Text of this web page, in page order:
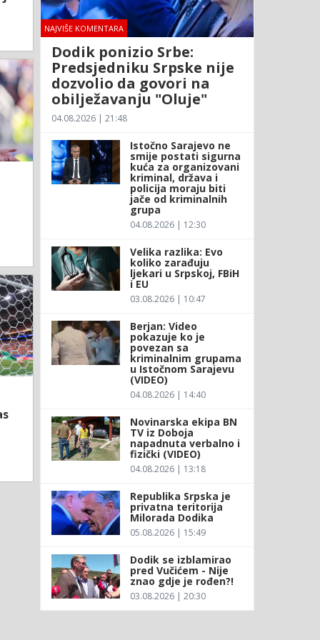
NAJVIŠE KOMENTARA
Dodik ponizio Srbe:
Predsjedniku Srpske nije
dozvolio da govori na
obilježavanju "Oluje"
04.08.2026 | 21:48
Istočno Sarajevo ne
smije postati sigurna
kuća za organizovani
kriminal, država i
policija moraju biti
jače od kriminalnih
grupa
04.08.2026 | 12:30
Velika razlika: Evo
koliko zarađuju
ljekari u Srpskoj, FBiH
i EU
03.08.2026 | 10:47
Berjan: Video
pokazuje ko je
povezan sa
kriminalnim grupama
u Istočnom Sarajevu
(VIDEO)
04.08.2026 | 14:40
Novinarska ekipa BN
TV iz Doboja
napadnuta verbalno i
fizički (VIDEO)
04.08.2026 | 13:18
Republika Srpska je
privatna teritorija
Milorada Dodika
05.08.2026 | 15:49
Dodik se izblamirao
pred Vučićem - Nije
znao gdje je rođen?!
03.08.2026 | 20:30